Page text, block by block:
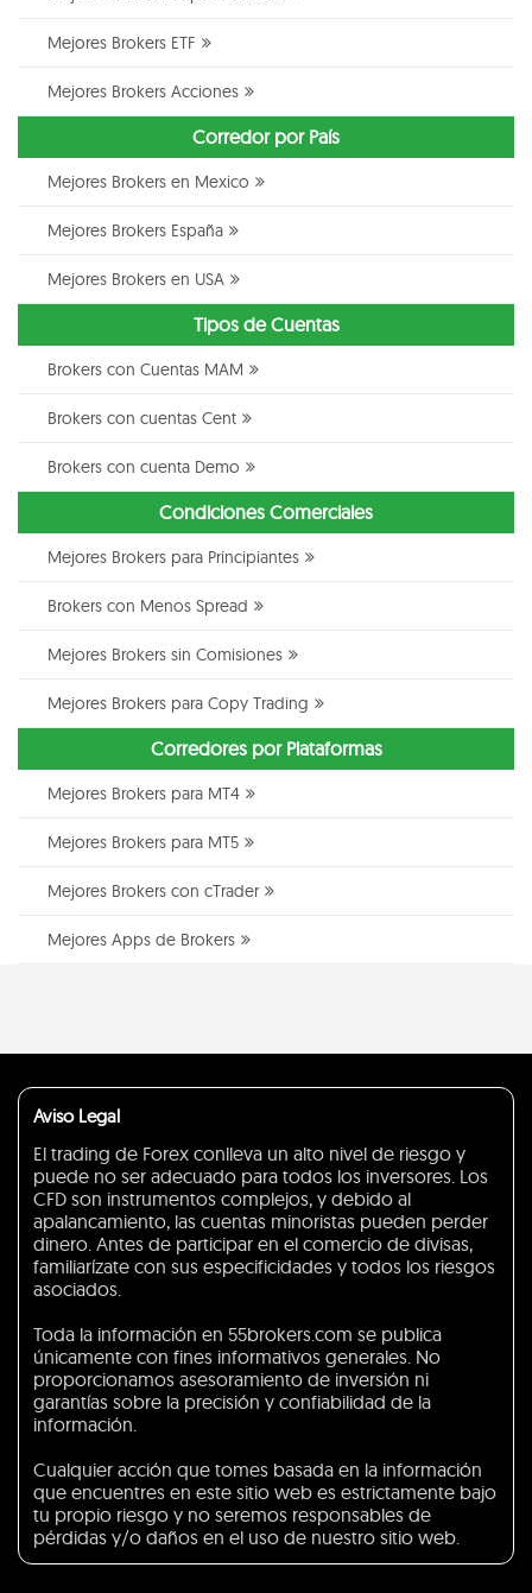
Mejores Brokers ETF
Mejores Brokers Acciones
Corredor por País
Mejores Brokers en Mexico
Mejores Brokers España
Mejores Brokers en USA
Tipos de Cuentas
Brokers con Cuentas MAM
Brokers con cuentas Cent
Brokers con cuenta Demo
Condiciones Comerciales
Mejores Brokers para Principiantes
Brokers con Menos Spread
Mejores Brokers sin Comisiones
Mejores Brokers para Copy Trading
Corredores por Plataformas
Mejores Brokers para MT4
Mejores Brokers para MT5
Mejores Brokers con cTrader
Mejores Apps de Brokers
Aviso Legal
El trading de Forex conlleva un alto nivel de riesgo y
puede no ser adecuado para todos los inversores. Los
CFD son instrumentos complejos, y debido al
apalancamiento, las cuentas minoristas pueden perder
dinero. Antes de participar en el comercio de divisas,
familiarízate con sus especificidades y todos los riesgos
asociados.
Toda la información en 55brokers.com se publica
únicamente con fines informativos generales. No
proporcionamos asesoramiento de inversión ni
garantías sobre la precisión y confiabilidad de la
información.
Cualquier acción que tomes basada en la información
que encuentres en este sitio web es estrictamente bajo
tu propio riesgo y no seremos responsables de
pérdidas y/o daños en el uso de nuestro sitio web.